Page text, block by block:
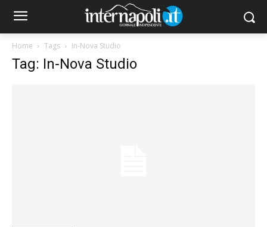
Home Tags In-Nova Studio
Tag: In-Nova Studio